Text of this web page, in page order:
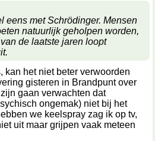
eens met Schrödinger. Mensen
natuurlijk geholpen worden,
de laatste jaren loopt
kan het niet beter verwoorden
gisteren in Brandpunt over
gaan verwachten dat
ongemak) niet bij het
we keelspray zag ik op tv,
uit maar grijpen vaak meteen